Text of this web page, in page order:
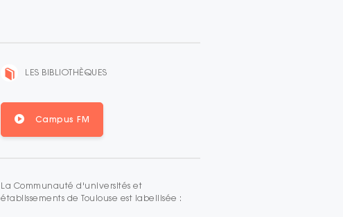
LES BIBLIOTHÈQUES
Campus FM
La Communauté d'universités et
établissements de Toulouse est labellisée :